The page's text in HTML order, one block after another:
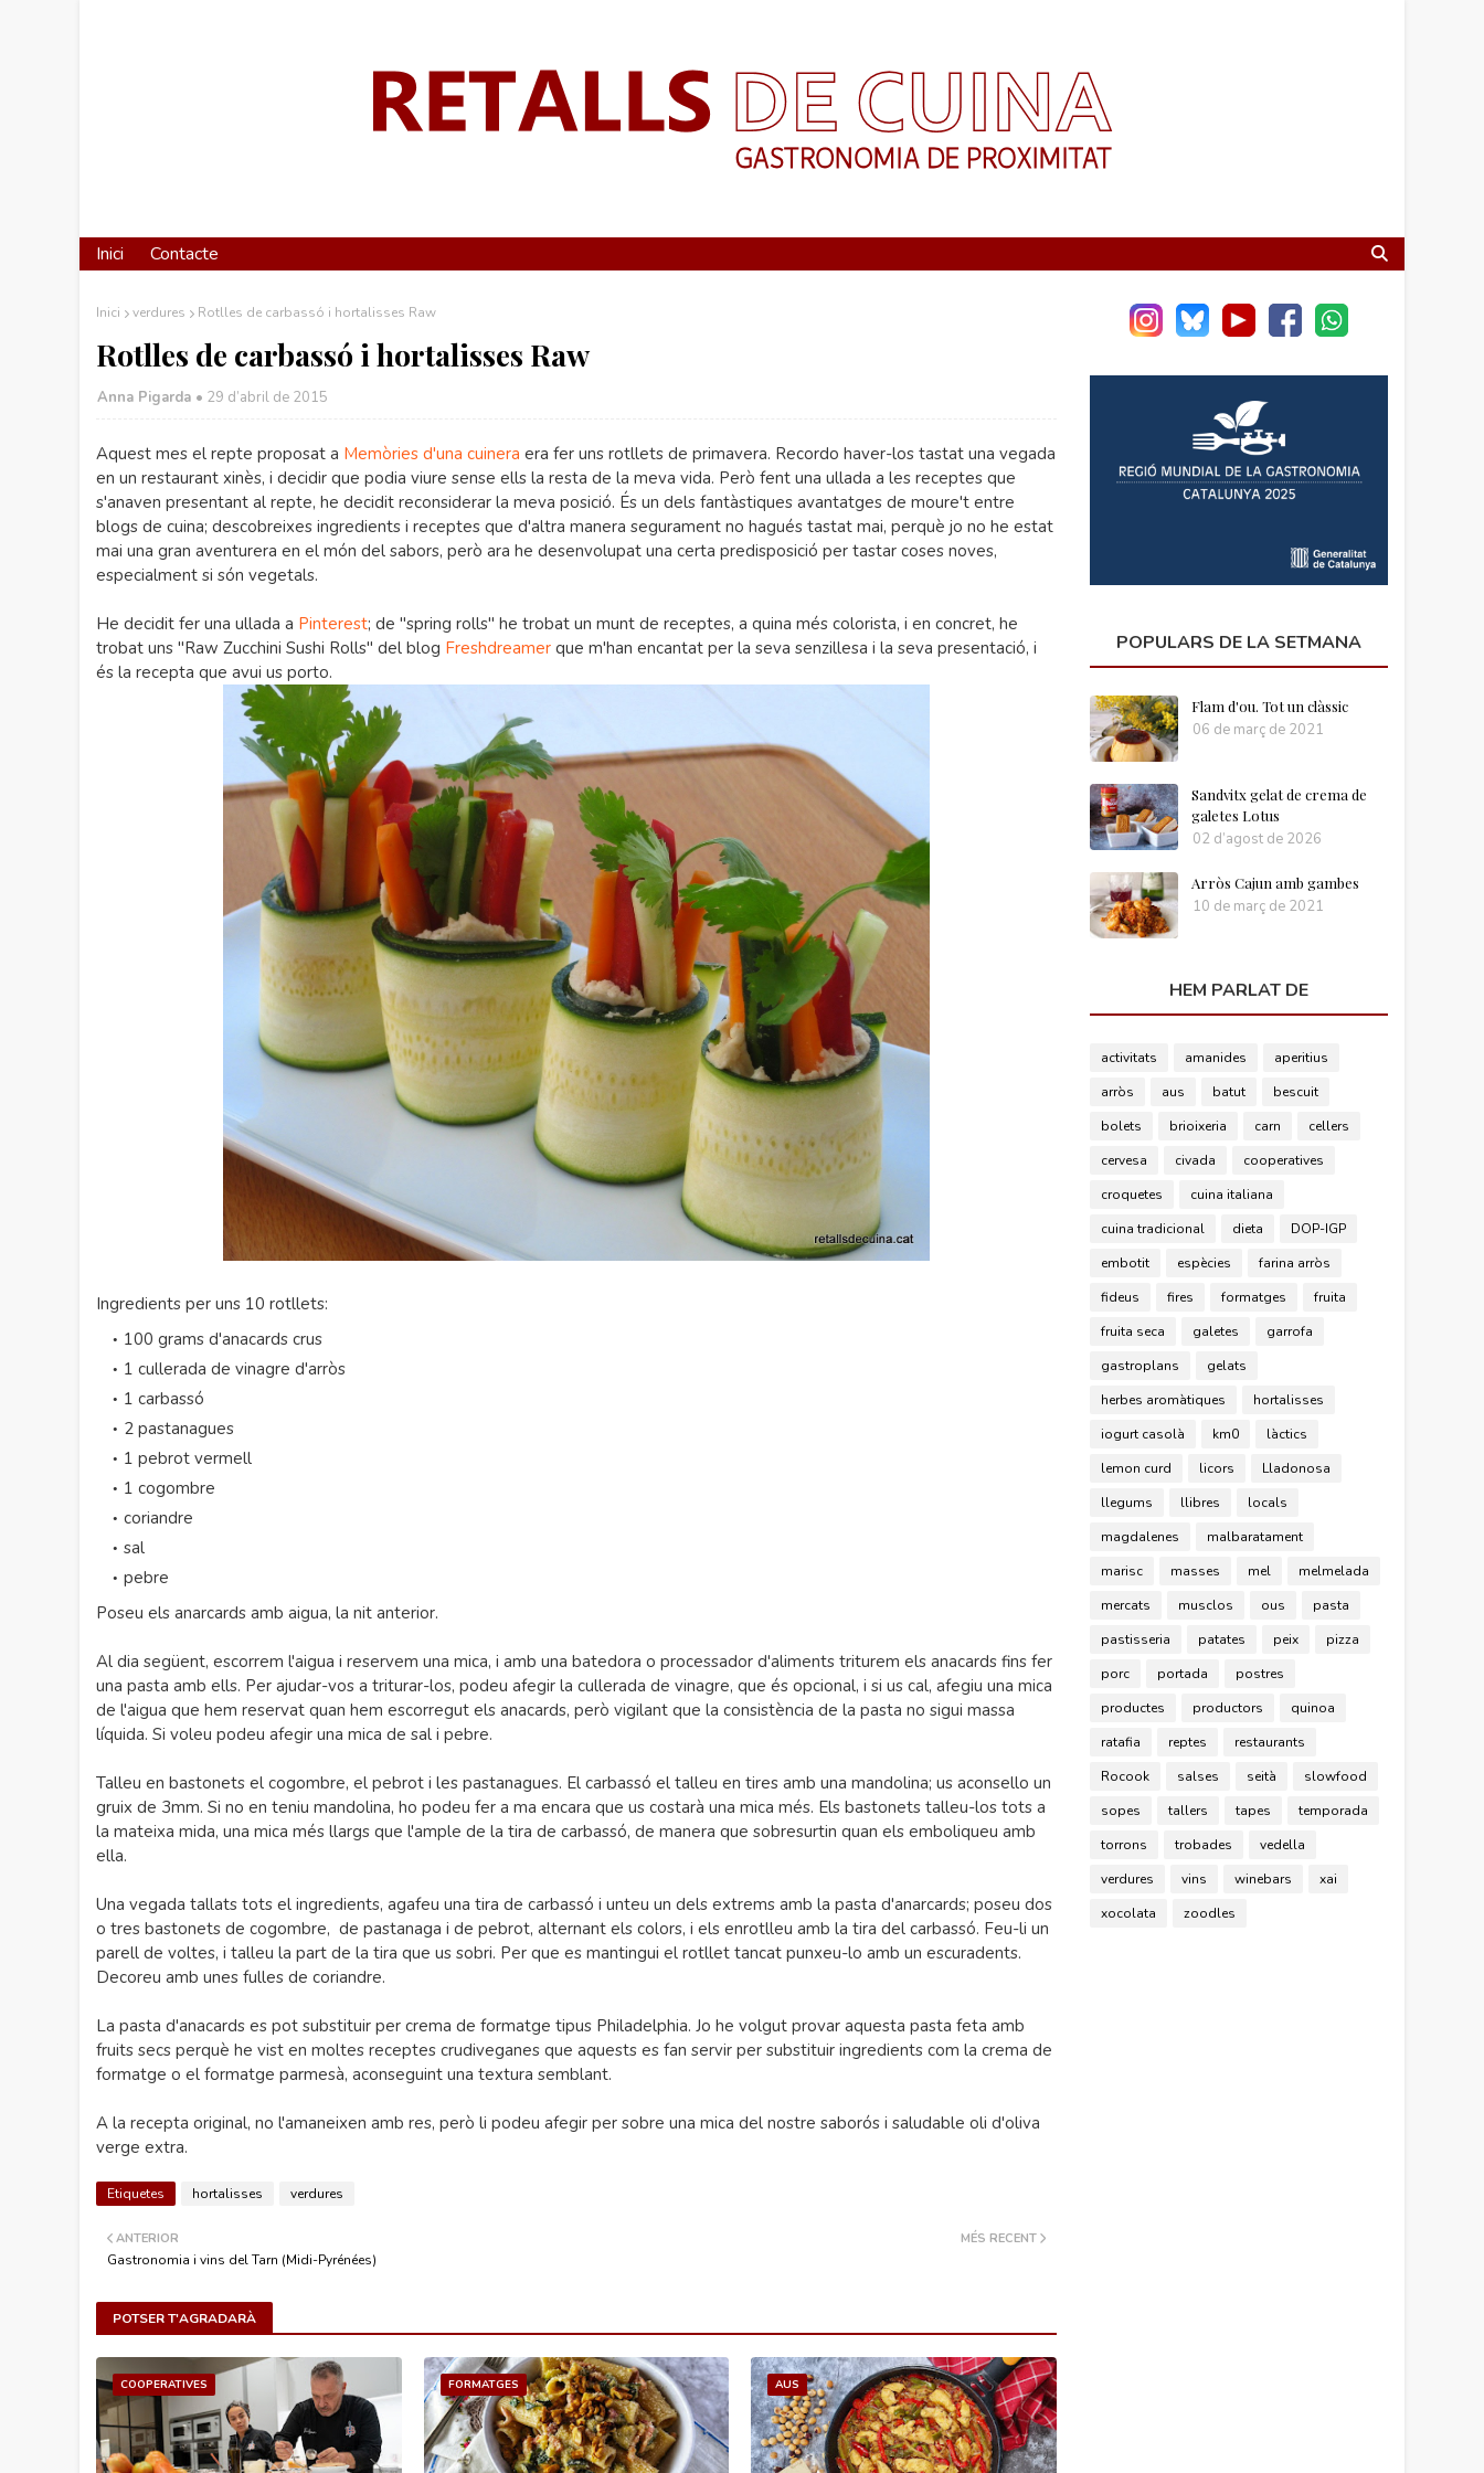
Inici Contacte
Inici verdures Rotlles de carbassó i hortalisses Raw
Rotlles de carbassó i hortalisses Raw
Anna Pigarda • 29 d’abril de 2015
Aquest mes el repte proposat a Memòries d'una cuinera era fer uns rotllets de primavera. Recordo haver-los tastat una vegada
en un restaurant xinès, i decidir que podia viure sense ells la resta de la meva vida. Però fent una ullada a les receptes que
s'anaven presentant al repte, he decidit reconsiderar la meva posició. És un dels fantàstiques avantatges de moure't entre
blogs de cuina; descobreixes ingredients i receptes que d'altra manera segurament no hagués tastat mai, perquè jo no he estat
mai una gran aventurera en el món del sabors, però ara he desenvolupat una certa predisposició per tastar coses noves,
especialment si són vegetals.
He decidit fer una ullada a Pinterest; de "spring rolls" he trobat un munt de receptes, a quina més colorista, i en concret, he
trobat uns "Raw Zucchini Sushi Rolls" del blog Freshdreamer que m'han encantat per la seva senzillesa i la seva presentació, i
és la recepta que avui us porto.
Ingredients per uns 10 rotllets:
100 grams d'anacards crus
1 cullerada de vinagre d'arròs
1 carbassó
2 pastanagues
1 pebrot vermell
1 cogombre
coriandre
sal
pebre
Poseu els anarcards amb aigua, la nit anterior.
Al dia següent, escorrem l'aigua i reservem una mica, i amb una batedora o processador d'aliments triturem els anacards fins fer
una pasta amb ells. Per ajudar-vos a triturar-los, podeu afegir la cullerada de vinagre, que és opcional, i si us cal, afegiu una mica
de l'aigua que hem reservat quan hem escorregut els anacards, però vigilant que la consistència de la pasta no sigui massa
líquida. Si voleu podeu afegir una mica de sal i pebre.
Talleu en bastonets el cogombre, el pebrot i les pastanagues. El carbassó el talleu en tires amb una mandolina; us aconsello un
gruix de 3mm. Si no en teniu mandolina, ho podeu fer a ma encara que us costarà una mica més. Els bastonets talleu-los tots a
la mateixa mida, una mica més llargs que l'ample de la tira de carbassó, de manera que sobresurtin quan els emboliqueu amb
ella.
Una vegada tallats tots el ingredients, agafeu una tira de carbassó i unteu un dels extrems amb la pasta d'anarcards; poseu dos
o tres bastonets de cogombre, de pastanaga i de pebrot, alternant els colors, i els enrotlleu amb la tira del carbassó. Feu-li un
parell de voltes, i talleu la part de la tira que us sobri. Per que es mantingui el rotllet tancat punxeu-lo amb un escuradents.
Decoreu amb unes fulles de coriandre.
La pasta d'anacards es pot substituir per crema de formatge tipus Philadelphia. Jo he volgut provar aquesta pasta feta amb
fruits secs perquè he vist en moltes receptes crudiveganes que aquests es fan servir per substituir ingredients com la crema de
formatge o el formatge parmesà, aconseguint una textura semblant.
A la recepta original, no l'amaneixen amb res, però li podeu afegir per sobre una mica del nostre saborós i saludable oli d'oliva
verge extra.
Etiquetes hortalisses verdures
MÉS RECENT
ANTERIOR
Gastronomia i vins del Tarn (Midi-Pyrénées)
POTSER T'AGRADARÀ
COOPERATIVES FORMATGES AUS
POPULARS DE LA SETMANA
Flam d'ou. Tot un clàssic
06 de març de 2021
Sandvitx gelat de crema de
galetes Lotus
02 d’agost de 2026
Arròs Cajun amb gambes
10 de març de 2021
HEM PARLAT DE
activitats amanides
aperitius
arròs
aus batut
bescuit
bolets
brioixeria carn
cellers
cervesa
civada
cooperatives
croquetes
cuina italiana
cuina tradicional
dieta
DOP-IGP
embotit
espècies
farina arròs
fideus
fires formatges
fruita
fruita seca
galetes
garrofa
gastroplans
gelats
herbes aromàtiques
hortalisses
iogurt casolà
km0
làctics
lemon curd
licors
Lladonosa
llegums
llibres
locals
magdalenes
malbaratament
marisc
masses mel
melmelada
mercats
musclos ous
pasta
pastisseria
patates peix
pizza
porc
portada
postres
productes
productors
quinoa
ratafia
reptes
restaurants
Rocook
salses seità
slowfood
sopes
tallers tapes
temporada
torrons
trobades
vedella
verdures
vins winebars
xai
xocolata
zoodles